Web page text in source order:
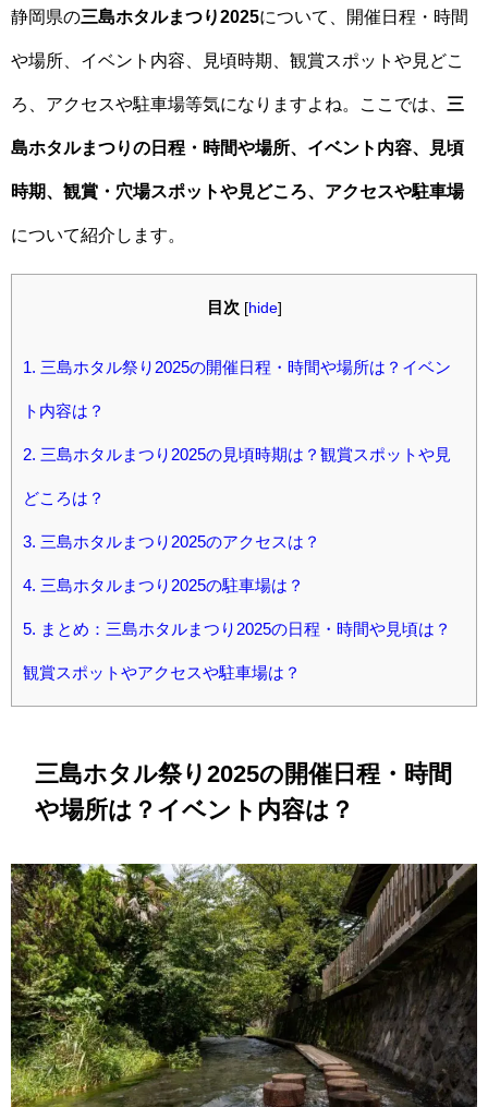
静岡県の三島ホタルまつり2025について、開催日程・時間
や場所、イベント内容、見頃時期、観賞スポットや見どこ
ろ、アクセスや駐車場等気になりますよね。ここでは、 三
島ホタルまつりの日程・時間や場所、イベント内容、見頃
時期、観賞・穴場スポットや見どころ、アクセスや駐車場
について紹介します。
目次 [hide]
1. 三島ホタル祭り2025の開催日程・時間や場所は？イベン
ト内容は？
2. 三島ホタルまつり2025の見頃時期は？観賞スポットや見
どころは？
3. 三島ホタルまつり2025のアクセスは？
4. 三島ホタルまつり2025の駐車場は？
5. まとめ：三島ホタルまつり2025の日程・時間や見頃は？
観賞スポットやアクセスや駐車場は？
三島ホタル祭り2025の開催日程・時間
や場所は？イベント内容は？